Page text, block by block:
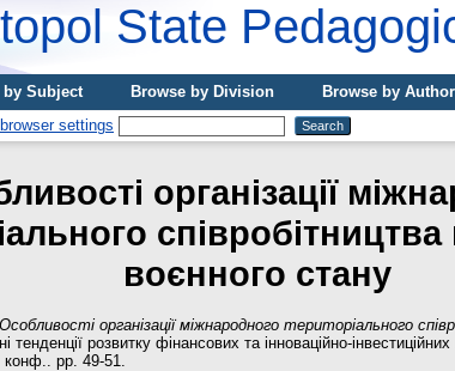
State
by Subject Browse by Division
Browse by Author
організації
співробітництва
воєнного стану
Особливості організації міжнародного територіального
тенденції розвитку фінансових та інноваційно-
pp. 49-51.